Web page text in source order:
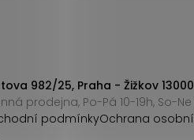
982/25, Praha - Žižkov 13000
prodejna, Po-Pá 10-19h, So-Ne
podmínkyOchrana